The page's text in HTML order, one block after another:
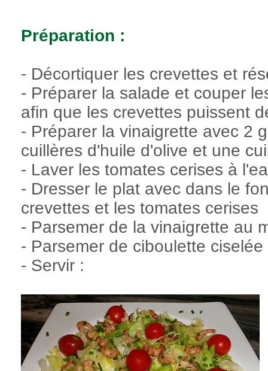
Préparation :
- Décortiquer les crevettes et
- Préparer la salade et couper
afin que les crevettes puissent
- Préparer la vinaigrette avec 2
cuillères d'huile d'olive et une
- Laver les tomates cerises à
- Dresser le plat avec dans le
crevettes et les tomates cerises
- Parsemer de la vinaigrette au
- Parsemer de ciboulette ciselée
- Servir :